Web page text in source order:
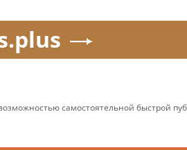
самостоятельной быстрой